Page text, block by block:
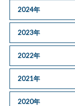
2024年
2023年
2022年
2021年
2020年